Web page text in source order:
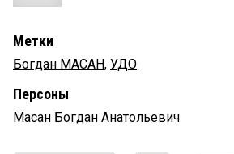
Метки
Богдан МАСАН, УДО
Персоны
Масан Богдан Анатольевич